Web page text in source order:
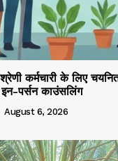
कर्मचारी के लिए
पर्सन काउंसलिंग
August 6, 2026